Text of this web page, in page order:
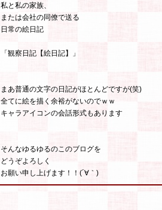
私と私の家族、
または会社の同僚で送る
日常の絵日記
「観察日記【絵日記】」
まあ普通の文字の日記がほとんどですが(笑)
全てに絵を描く余裕がないのでｗｗ
キャラアイコンの会話形式もあります
そんなゆるゆるのこのブログを
どうぞよろしく
お願い申し上げます！！(´∀｀)